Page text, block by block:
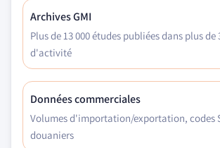
Archives GMI
Plus de 13 000 études publiées dans plus de
d'activité
Données commerciales
Volumes d'importation/exportation, codes
douaniers